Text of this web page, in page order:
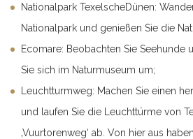
Nationalpark TexelscheDünen:
Nationalpark und genießen Sie die
Ecomare: Beobachten Sie Seehunde
Sie sich im Naturmuseum um;
Leuchtturmweg: Machen Sie einen
und laufen Sie die Leuchttürme von
‚Vuurtorenweg‘ ab. Von hier aus